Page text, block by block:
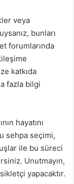
veya
bunları
forumlarında
katkıda
fazla bilgi
hayatını
sehpa seçimi,
ile bu süreci
Unutmayın,
yapacaktır.